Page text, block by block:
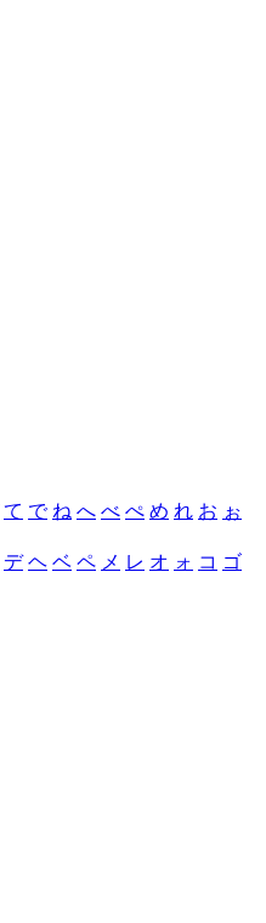
て で ね へ べ ぺ め れ お ぉ
デ ヘ ベ ペ メ レ オ ォ コ ゴ